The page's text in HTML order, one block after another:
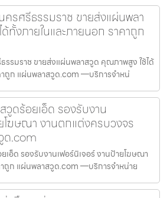
รศรีธรรมราช ขายส่งแผ่นพลา
ทั้งภายในและภายนอก ราคาถูก
รรมราช ขายส่งแผ่นพลาสวูด คุณภาพสูง ใช้ได้
าถูก แผ่นพลาสวูด.com —บริการจำหน่
วูดร้อยเอ็ด รองรับงาน
โฆษณา งานตกแต่งครบวงจร
ด.com
เอ็ด รองรับงานเฟอร์นิเจอร์ งานป้ายโฆษณา
ถูก แผ่นพลาสวูด.com —บริการจำหน่าย